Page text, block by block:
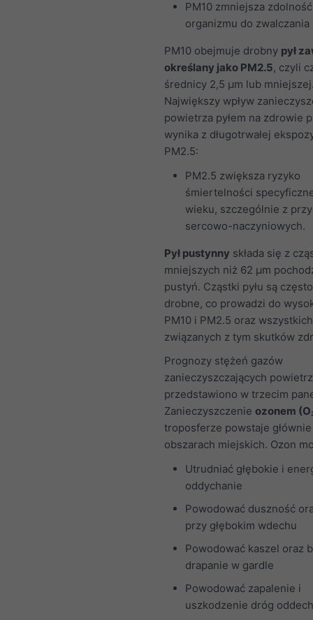
PM10 zmniejsza zdolność
organizmu do
PM10 obejmuje drobny pył
określany jako PM2.5, czyli
średnicy 2,5 μm lub
Największy wpływ
powietrza pyłem na zdrowie
wynika z długotrwałej
PM2.5:
PM2.5 zwiększa ryzyko
śmiertelności
wieku, szczególnie z
sercowo-naczyniowych.
Pył pustynny składa się z
mniejszych niż 62 μm
pustyń. Cząstki pyłu są
drobne, co prowadzi do
PM10 i PM2.5 oraz wszystkich
związanych z tym skutków
Prognozy stężeń gazów
zanieczyszczających
przedstawiono w trzecim
Zanieczyszczenie ozonem
troposferze powstaje
obszarach miejskich. Ozon
Utrudniać głębokie i
oddychanie
Powodować duszność
przy głębokim wdechu
Powodować kaszel oraz
drapanie w gardle
Powodować zapalenie i
uszkodzenie dróg